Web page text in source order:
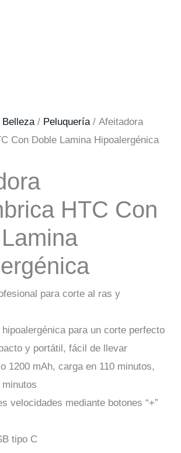
Belleza / Peluquería / Afeitadora
Con Doble Lamina Hipoalergénica
HTC Con
para corte al ras y
para un corte perfecto
y portátil, fácil de llevar
1200 mAh, carga en 110 minutos,
velocidades mediante botones “+”
tipo C